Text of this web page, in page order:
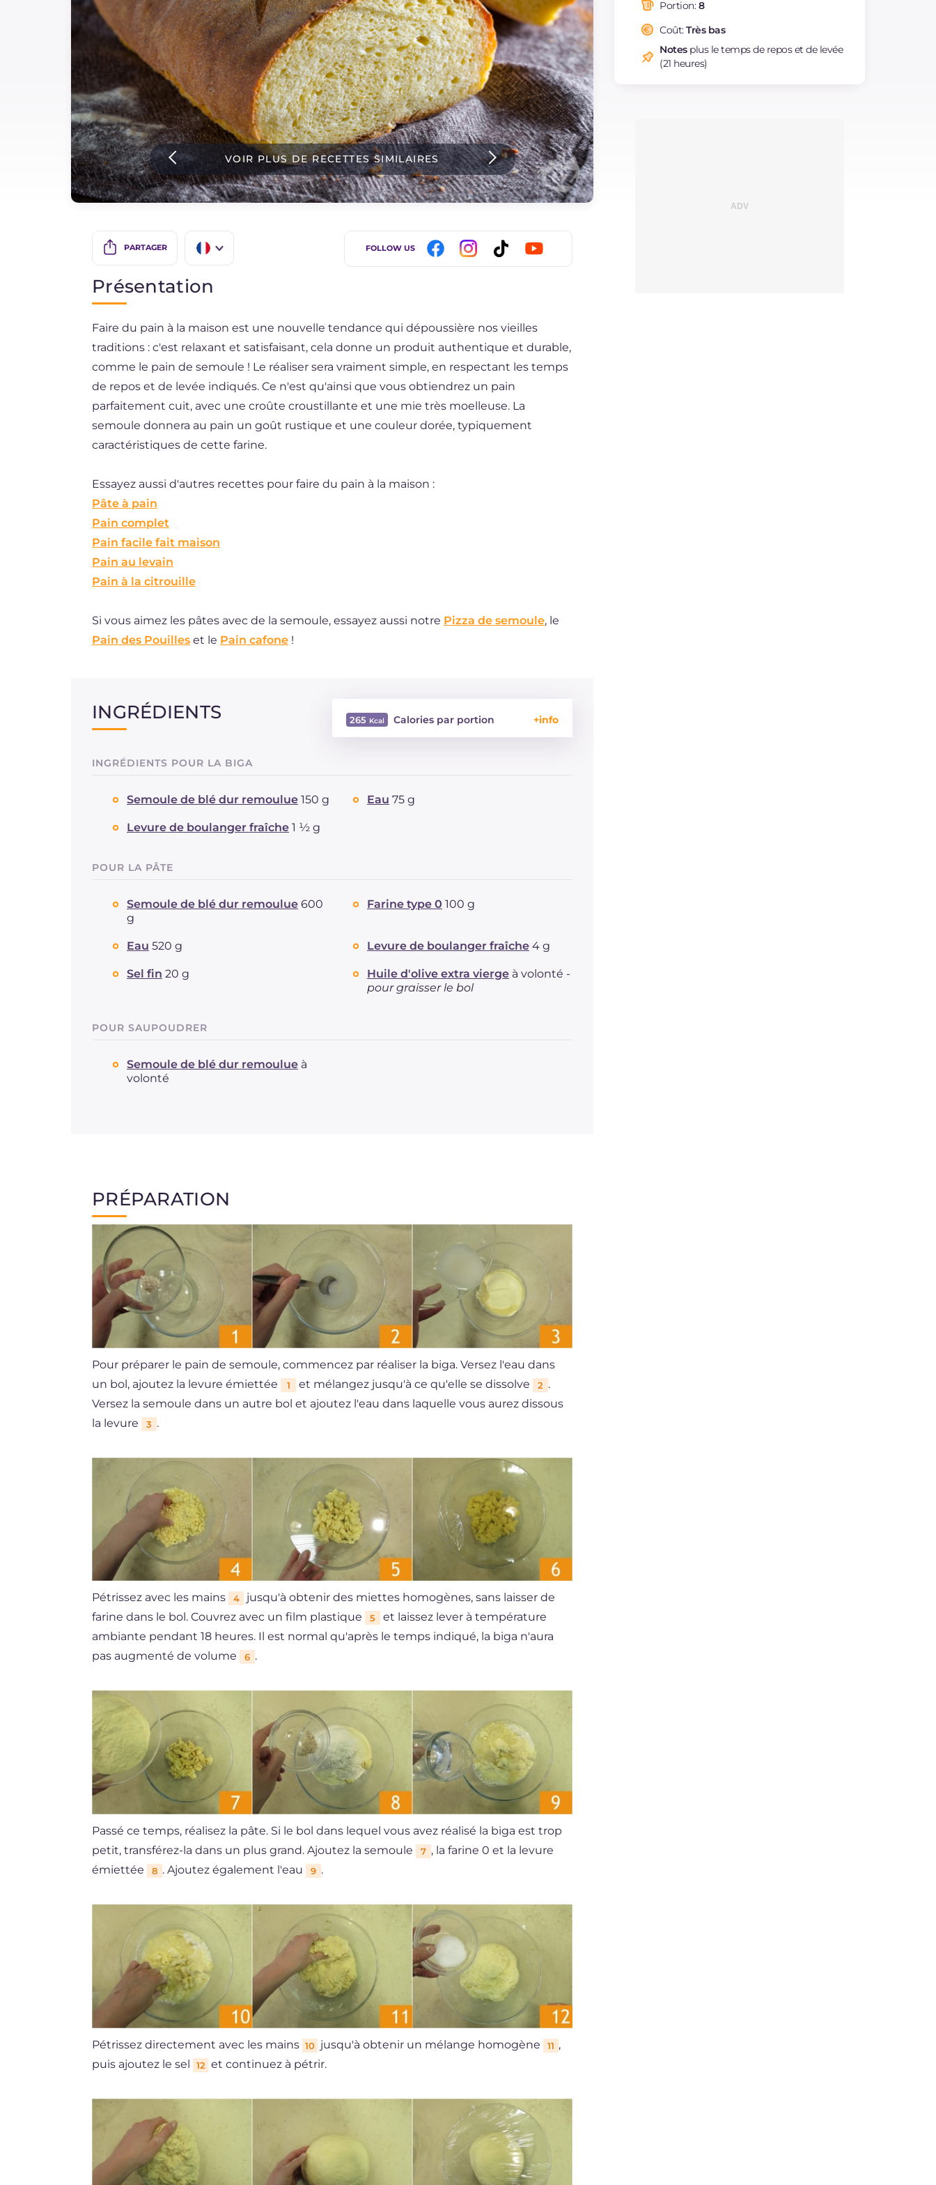
Dernieres recettes
Instagram
YouTube
VOIR PLUS DE RECETTES SIMILAIRES
PARTAGER
DE
BR
NL
FOLLOW US
saturés
Fibre
Sodium
Portion:8
Coût:Très bas
Notesplus le temps de repos et de levée
(21 heures)
Présentation
Faire du pain à la maison est une nouvelle tendance qui dépoussière nos vieilles
traditions : c'est relaxant et satisfaisant, cela donne un produit authentique et durable,
comme le pain de semoule ! Le réaliser sera vraiment simple, en respectant les temps
de repos et de levée indiqués. Ce n'est qu'ainsi que vous obtiendrez un pain
parfaitement cuit, avec une croûte croustillante et une mie très moelleuse. La
semoule donnera au pain un goût rustique et une couleur dorée, typiquement
caractéristiques de cette farine.
Essayez aussi d'autres recettes pour faire du pain à la maison :
Pâte à pain
Pain complet
Pain facile fait maison
Pain au levain
Pain à la citrouille
Si vous aimez les pâtes avec de la semoule, essayez aussi notre Pizza de semoule, le
Pain des Pouilles et le Pain cafone !
INGRÉDIENTS 265 Calories par portion
Protéine
INGRÉDIENTS POUR LA BIGA
Semoule de blé dur remoulue 150 g Eau 75 g
Levure de boulanger fraîche 1 ½ g
POUR LA PÂTE
Semoule de blé dur remoulue 600
g
Farine type 0 100 g
Eau 520 g Levure de boulanger fraîche 4 g
Sel fin 20 g Huile d'olive extra vierge à volonté -
pour graisser le bol
POUR SAUPOUDRER
Semoule de blé dur remoulue à
volonté
PRÉPARATION
Pour préparer le pain de semoule, commencez par réaliser la biga. Versez l'eau dans
un bol, ajoutez la levure émiettée
1 et mélangez jusqu'à ce qu'elle se dissolve 2 .
Versez la semoule dans un autre bol et ajoutez l'eau dans laquelle vous aurez dissous
la levure
3 .
Pétrissez avec les mains 4
jusqu'à obtenir des miettes homogènes, sans laisser de
farine dans le bol. Couvrez avec un film plastique
5
et laissez lever à température
ambiante pendant 18 heures. Il est normal qu'après le temps indiqué, la biga n'aura
pas augmenté de volume
6 .
Passé ce temps, réalisez la pâte. Si le bol dans lequel vous avez réalisé la biga est trop
petit, transférez-la dans un plus grand. Ajoutez la semoule
7 , la farine 0 et la levure
émiettée
8 . Ajoutez également l'eau 9 .
Pétrissez directement avec les mains 10 jusqu'à obtenir un mélange homogène 11 ,
puis ajoutez le sel
12 et continuez à pétrir.